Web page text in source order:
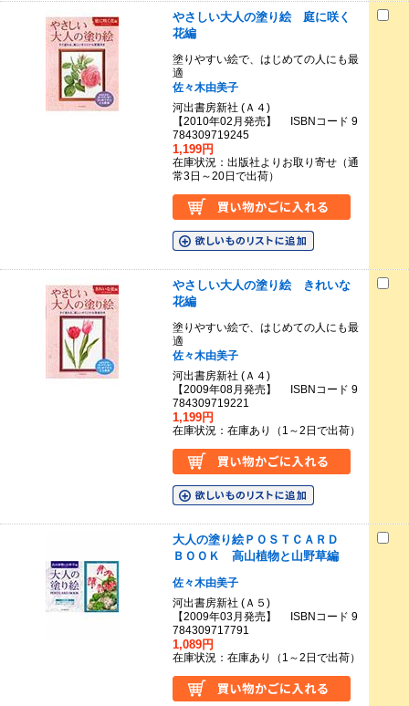
やさしい大人の塗り絵 庭に咲く
花編
塗りやすい絵で、はじめての人にも最
適
佐々木由美子
河出書房新社 (Ａ４)
【2010年02月発売】 ISBNコード 9
784309719245
1,199円
在庫状況：出版社よりお取り寄せ（通
常3日～20日で出荷）
やさしい大人の塗り絵 きれいな
花編
塗りやすい絵で、はじめての人にも最
適
佐々木由美子
河出書房新社 (Ａ４)
【2009年08月発売】 ISBNコード 9
784309719221
1,199円
在庫状況：在庫あり（1～2日で出荷）
大人の塗り絵ＰＯＳＴＣＡＲＤ
ＢＯＯＫ 高山植物と山野草編
佐々木由美子
河出書房新社 (Ａ５)
【2009年03月発売】 ISBNコード 9
784309717791
1,089円
在庫状況：在庫あり（1～2日で出荷）